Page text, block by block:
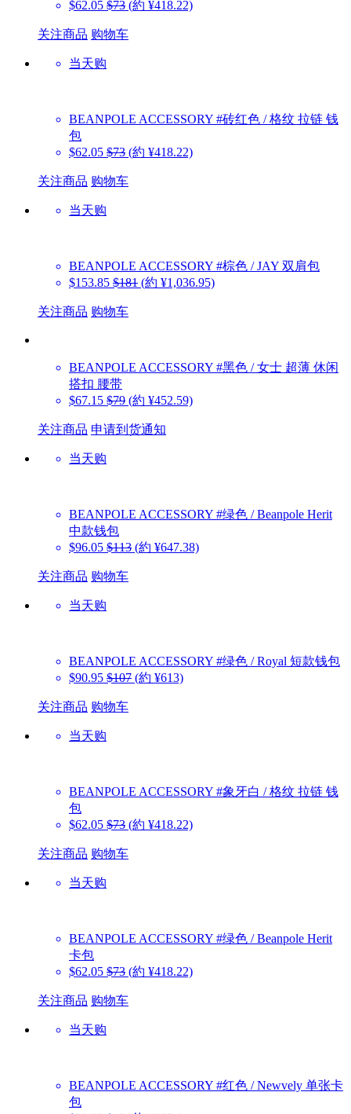
$62.05 $73 (約 ¥418.22)
关注商品 购物车
当天购
BEANPOLE ACCESSORY #砖红色 / 格纹 拉链 钱
包
$62.05 $73 (約 ¥418.22)
关注商品 购物车
当天购
BEANPOLE ACCESSORY #棕色 / JAY 双肩包
$153.85 $181 (約 ¥1,036.95)
关注商品 购物车
BEANPOLE ACCESSORY #黑色 / 女士 超薄 休闲
搭扣 腰带
$67.15 $79 (約 ¥452.59)
关注商品 申请到货通知
当天购
BEANPOLE ACCESSORY #绿色 / Beanpole Herit
中款钱包
$96.05 $113 (約 ¥647.38)
关注商品 购物车
当天购
BEANPOLE ACCESSORY #绿色 / Royal 短款钱包
$90.95 $107 (約 ¥613)
关注商品 购物车
当天购
BEANPOLE ACCESSORY #象牙白 / 格纹 拉链 钱
包
$62.05 $73 (約 ¥418.22)
关注商品 购物车
当天购
BEANPOLE ACCESSORY #绿色 / Beanpole Herit
卡包
$62.05 $73 (約 ¥418.22)
关注商品 购物车
当天购
BEANPOLE ACCESSORY #红色 / Newvely 单张卡
包